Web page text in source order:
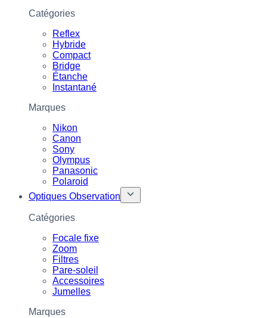
Catégories
Reflex
Hybride
Compact
Bridge
Étanche
Instantané
Marques
Nikon
Canon
Sony
Olympus
Panasonic
Polaroid
Optiques Observation
Catégories
Focale fixe
Zoom
Filtres
Pare-soleil
Accessoires
Jumelles
Marques